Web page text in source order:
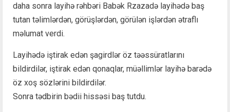
daha sonra layihə rəhbəri Babək Rzazadə layihədə baş
tutan təlimlərdən, görüşlərdən, görülən işlərdən ətraflı
məlumat verdi.
Layihədə iştirak edən şagirdlər öz təəssüratlarını
bildirdilər, iştirak edən qonaqlar, müəllimlər layihə barədə
öz xoş sözlərini bildirdilər.
Sonra tədbirin bədii hissəsi baş tutdu.